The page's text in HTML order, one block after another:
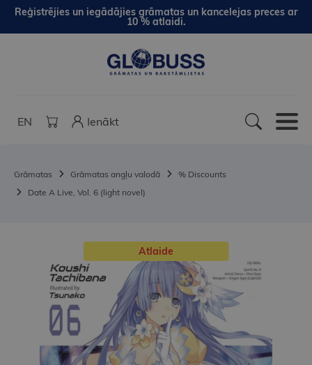
Reģistrējies un iegādājies grāmatas un kancelejas preces ar
10 % atlaidi.
EN Ienākt
Grāmatas Grāmatas angļu valodā
% Discounts
Date A Live, Vol. 6 (light novel)
Atlaide